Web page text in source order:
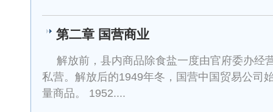
第二章 国营商业
解放前，县内商品除食盐一度由官府委办经
私营。解放后的1949年冬，国营中国贸易公司
量商品。 1952....